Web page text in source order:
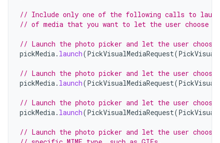
// Include only one of the following calls to
// of media that you want to let the user choose
// Launch the photo picker and let the user choose
pickMedia. launch(PickVisualMediaRequest(
// Launch the photo picker and let the user choose
pickMedia. launch(PickVisualMediaRequest(
// Launch the photo picker and let the user
pickMedia. launch(PickVisualMediaRequest(
// Launch the photo picker and let the user